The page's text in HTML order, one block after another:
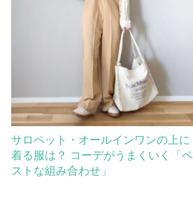
サロペット・オールインワンの上に
着る服は？ コーデがうまくいく「ベ
ストな組み合わせ」